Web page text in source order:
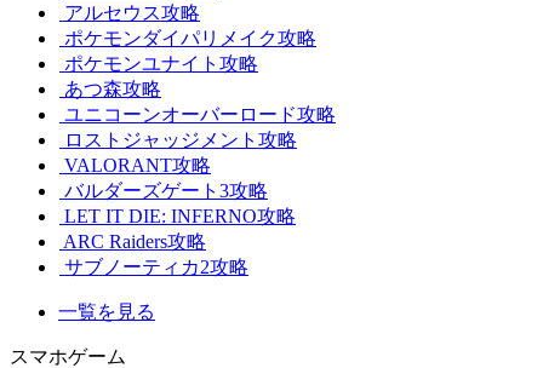
アルセウス攻略
ポケモンダイパリメイク攻略
ポケモンユナイト攻略
あつ森攻略
ユニコーンオーバーロード攻略
ロストジャッジメント攻略
VALORANT攻略
バルダーズゲート3攻略
LET IT DIE: INFERNO攻略
ARC Raiders攻略
サブノーティカ2攻略
一覧を見る
スマホゲーム